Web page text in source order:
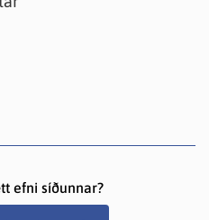
efni síðunnar?